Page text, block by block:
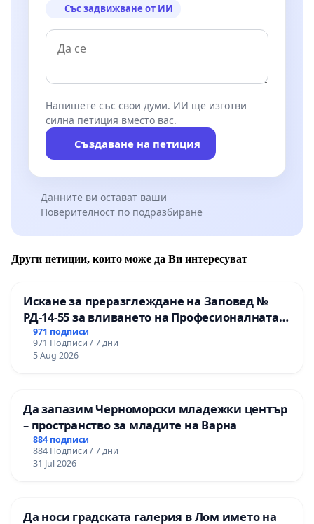
Със задвижване от ИИ
Напишете със свои думи. ИИ ще изготви
силна петиция вместо вас.
Създаване на петиция
Данните ви остават ваши
Поверителност по подразбиране
Други петиции, които може да Ви интересуват
Искане за преразглеждане на Заповед №
РД-14-55 за вливането на Професионалната
гимназия по промишлени технологии в
Професионалната гимназия по икономика и
мениджмънт – гр. Пазарджик
971 подписи
971 Подписи / 7 дни
5 Aug 2026
Да запазим Черноморски младежки център
– пространство за младите на Варна
884 подписи
884 Подписи / 7 дни
31 Jul 2026
Да носи градската галерия в Лом името на